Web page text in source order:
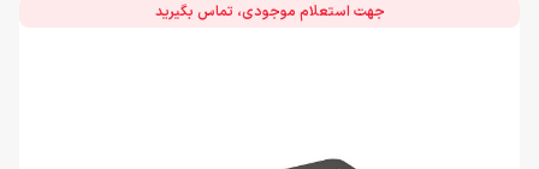
جهت استعلام موجودی، تماس بگیرید